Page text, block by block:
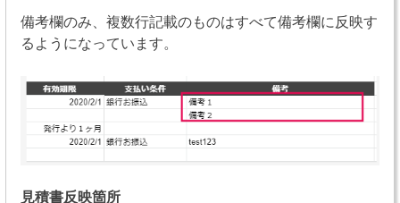
備考欄のみ、複数行記載のものはすべて備考欄に反映す
るようになっています。
見積書反映箇所